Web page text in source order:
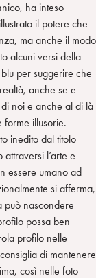
ha inteso
il potere che
ma anche il modo
alcuni versi della
per suggerire che
anche se e
noi e anche al di là
forme illusorie.
inedito dal titolo
l’arte e
essere umano ad
si afferma,
può nascondere
possa ben
profilo nelle
di mantenere
così nelle foto